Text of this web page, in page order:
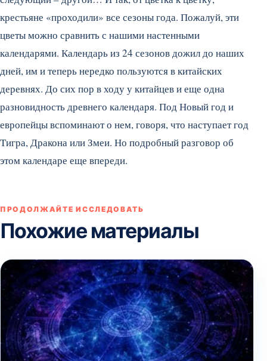
крестьяне «проходили» все сезоны года. Пожалуй, эти
цветы можно сравнить с нашими настенными
календарями. Календарь из 24 сезонов дожил до наших
дней, им и теперь нередко пользуются в китайских
деревнях. До сих пор в ходу у китайцев и еще одна
разновидность древнего календаря. Под Новый год и
европейцы вспоминают о нем, говоря, что наступает год
Тигра, Дракона или Змеи. Но подробный разговор об
этом календаре еще впереди.
ПРОДОЛЖАЙТЕ ИССЛЕДОВАТЬ
Похожие материалы